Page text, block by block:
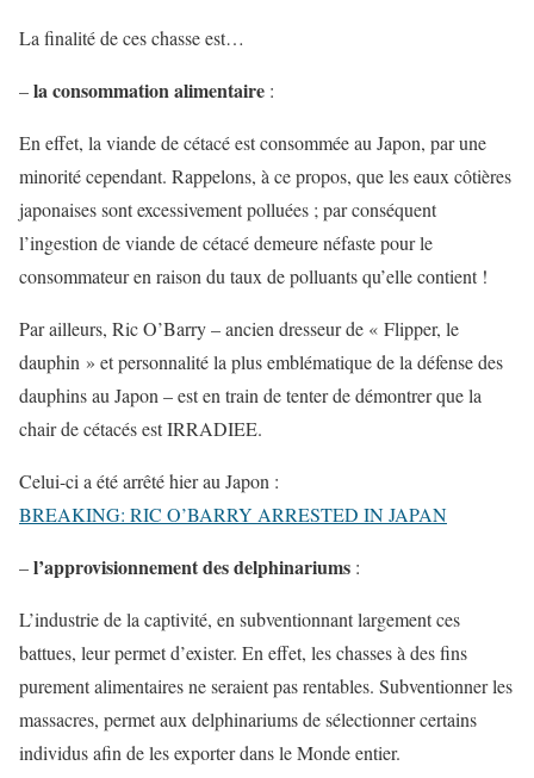
La finalité de ces chasse est…
–la consommation alimentaire :
En effet, la viande de cétacé est consommée au Japon, par une
minorité cependant. Rappelons, à ce propos, que les eaux côtières
japonaises sont excessivement polluées ; par conséquent
l’ingestion de viande de cétacé demeure néfaste pour le
consommateur en raison du taux de polluants qu’elle contient !
Par ailleurs, Ric O’Barry – ancien dresseur de « Flipper, le
dauphin » et personnalité la plus emblématique de la défense des
dauphins au Japon – est en train de tenter de démontrer que la
chair de cétacés est IRRADIEE.
Celui-ci a été arrêté hier au Japon :
BREAKING: RIC O’BARRY ARRESTED IN JAPAN
–l’approvisionnement des delphinariums :
L’industrie de la captivité, en subventionnant largement ces
battues, leur permet d’exister. En effet, les chasses à des fins
purement alimentaires ne seraient pas rentables. Subventionner les
massacres, permet aux delphinariums de sélectionner certains
individus afin de les exporter dans le Monde entier.